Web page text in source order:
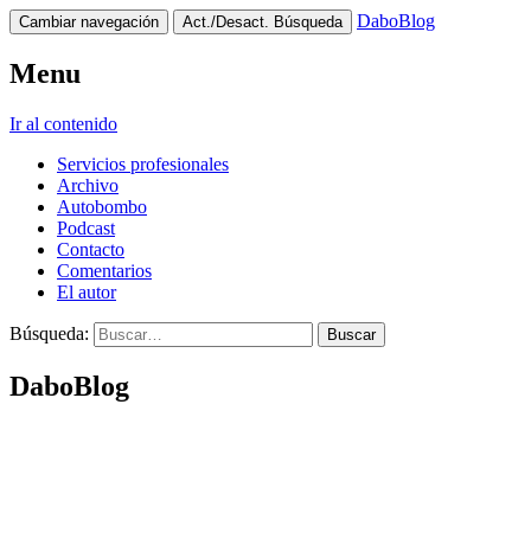
Cambiar navegación Act./Desact. Búsqueda DaboBlog
Menu
Ir al contenido
Servicios profesionales
Archivo
Autobombo
Podcast
Contacto
Comentarios
El autor
Búsqueda:
DaboBlog